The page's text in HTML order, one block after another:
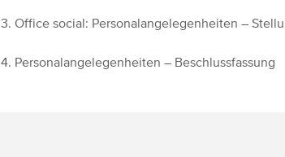
3. Office social: Personalangelegenheiten –
4. Personalangelegenheiten – Beschlussfassung